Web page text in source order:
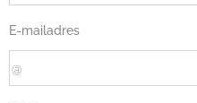
E-mailadres